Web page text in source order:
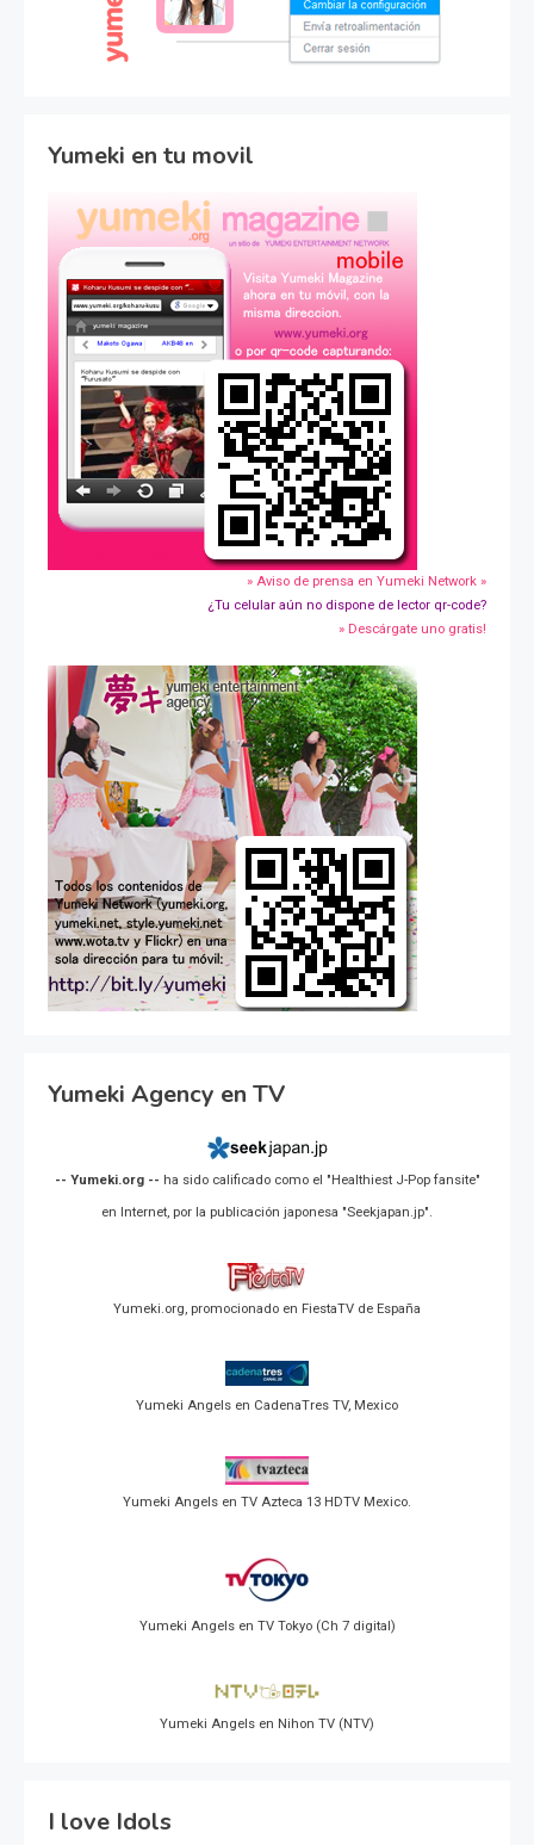
Yumeki en tu movil
» Aviso de prensa en Yumeki Network »
¿Tu celular aún no dispone de lector qr-code?
» Descárgate uno gratis!
Yumeki Agency en TV
-- Yumeki.org -- ha sido calificado como el "Healthiest J-Pop fansite"
en Internet, por la publicación japonesa "Seekjapan.jp".
Yumeki.org, promocionado en FiestaTV de España
Yumeki Angels en CadenaTres TV, Mexico
Yumeki Angels en TV Azteca 13 HDTV Mexico.
Yumeki Angels en TV Tokyo (Ch 7 digital)
Yumeki Angels en Nihon TV (NTV)
I love Idols